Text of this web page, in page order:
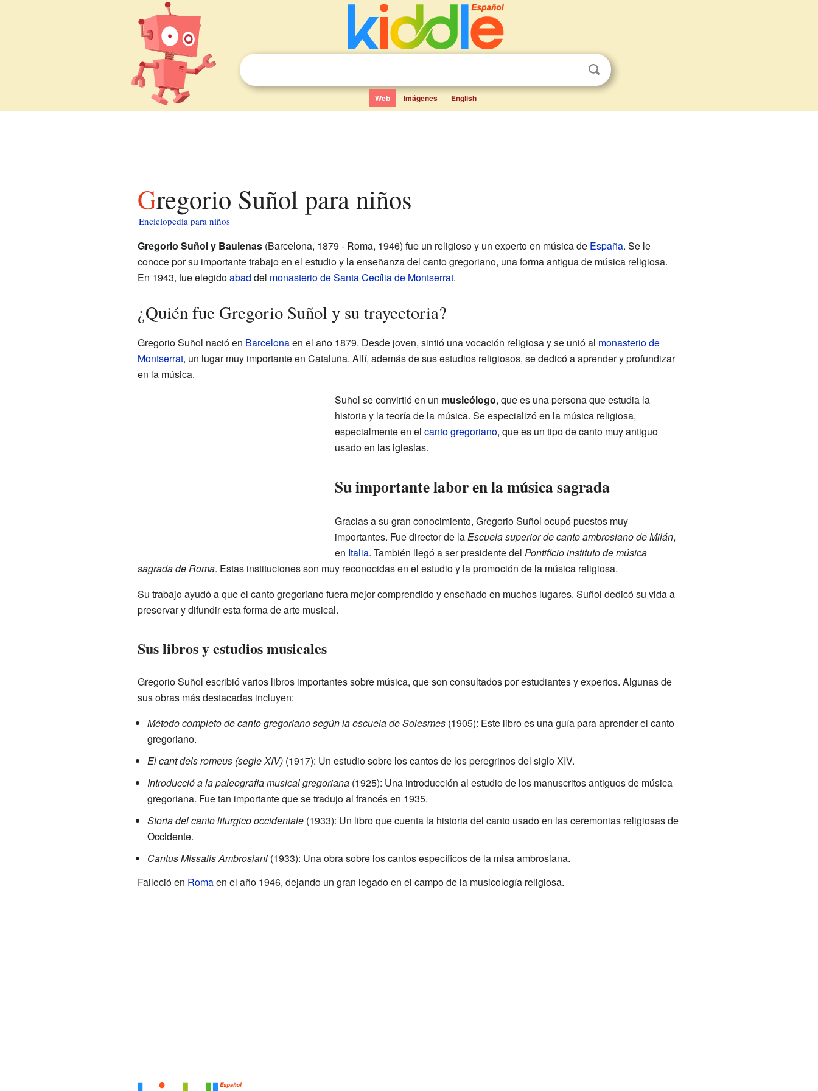
Web Imágenes English
Gregorio Suñol para niños
Enciclopedia para niños
Gregorio Suñol y Baulenas(Barcelona, 1879 - Roma, 1946) fue un religioso y un experto en música de España. Se le
conoce por su importante trabajo en el estudio y la enseñanza del canto gregoriano, una forma antigua de música religiosa.
En 1943, fue elegidoabad del monasterio de Santa Cecília de Montserrat.
¿Quién fue Gregorio Suñol y su trayectoria?
Gregorio Suñol nació en Barcelonaen el año 1879. Desde joven, sintió una vocación religiosa y se unió al monasterio de
Montserrat, un lugar muy importante en Cataluña. Allí, además de sus estudios religiosos, se dedicó a aprender y profundizar
en la música.
Suñol se convirtió en un musicólogo, que es una persona que estudia la
historia y la teoría de la música. Se especializó en la música religiosa,
especialmente en el canto gregoriano, que es un tipo de canto muy antiguo
usado en las iglesias.
Su importante labor en la música sagrada
Gracias a su gran conocimiento, Gregorio Suñol ocupó puestos muy
importantes. Fue director de laEscuela superior de canto ambrosiano de Milán,
en Italia. También llegó a ser presidente del Pontificio instituto de música
sagrada de Roma. Estas instituciones son muy reconocidas en el estudio y la promoción de la música religiosa.
Su trabajo ayudó a que el canto gregoriano fuera mejor comprendido y enseñado en muchos lugares. Suñol dedicó su vida a
preservar y difundir esta forma de arte musical.
Sus libros y estudios musicales
Gregorio Suñol escribió varios libros importantes sobre música, que son consultados por estudiantes y expertos. Algunas de
sus obras más destacadas incluyen:
Método completo de canto gregoriano según la escuela de Solesmes(1905): Este libro es una guía para aprender el canto
gregoriano.
El cant dels romeus (segle XIV)(1917): Un estudio sobre los cantos de los peregrinos del siglo XIV.
Introducció a la paleografia musical gregoriana(1925): Una introducción al estudio de los manuscritos antiguos de música
gregoriana. Fue tan importante que se tradujo al francés en 1935.
Storia del canto liturgico occidentale(1933): Un libro que cuenta la historia del canto usado en las ceremonias religiosas de
Occidente.
Cantus Missalis Ambrosiani(1933): Una obra sobre los cantos específicos de la misa ambrosiana.
Falleció en Romaen el año 1946, dejando un gran legado en el campo de la musicología religiosa.